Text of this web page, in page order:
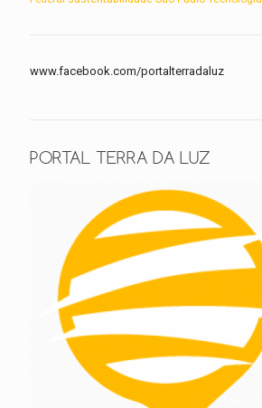
www.facebook.com/portalterradaluz
PORTAL TERRA DA LUZ